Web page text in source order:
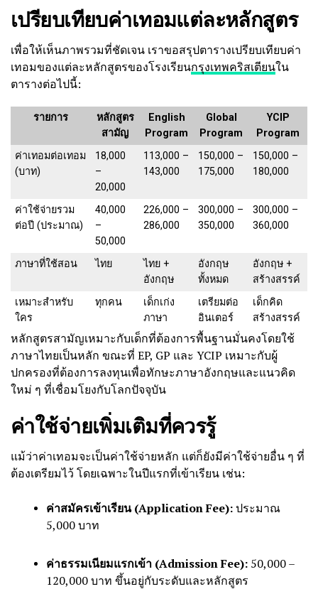
เปรียบเทียบค่าเทอมแต่ละหลักสูตร
เพื่อให้เห็นภาพรวมที่ชัดเจน เราขอสรุปตารางเปรียบเทียบค่า
เทอมของแต่ละหลักสูตรของโรงเรียนกรุงเทพคริสเตียนใน
ตารางต่อไปนี้:
รายการ
หลักสูตร
สามัญ
English
Program
Global
Program
YCIP
Program
ค่าเทอมต่อเทอม
(บาท)
18,000
–
20,000
113,000 –
143,000
150,000 –
175,000
150,000 –
180,000
ค่าใช้จ่ายรวม
ต่อปี (ประมาณ)
40,000
–
50,000
226,000 –
286,000
300,000 –
350,000
300,000 –
360,000
ภาษาที่ใช้สอน ไทย
ไทย +
อังกฤษ
อังกฤษ
ทั้งหมด
อังกฤษ +
สร้างสรรค์
เหมาะสำหรับ
ใคร
ทุกคน
เด็กเก่ง
ภาษา
เตรียมต่อ
อินเตอร์
เด็กคิด
สร้างสรรค์
หลักสูตรสามัญเหมาะกับเด็กที่ต้องการพื้นฐานมั่นคงโดยใช้
ภาษาไทยเป็นหลัก ขณะที่ EP, GP และ YCIP เหมาะกับผู้
ปกครองที่ต้องการลงทุนเพื่อทักษะภาษาอังกฤษและแนวคิด
ใหม่ ๆ ที่เชื่อมโยงกับโลกปัจจุบัน
ค่าใช้จ่ายเพิ่มเติมที่ควรรู้
แม้ว่าค่าเทอมจะเป็นค่าใช้จ่ายหลัก แต่ก็ยังมีค่าใช้จ่ายอื่น ๆ ที่
ต้องเตรียมไว้ โดยเฉพาะในปีแรกที่เข้าเรียน เช่น:
ค่าสมัครเข้าเรียน (Application Fee):ประมาณ
5,000 บาท
ค่าธรรมเนียมแรกเข้า (Admission Fee): 50,000 –
120,000 บาท ขึ้นอยู่กับระดับและหลักสูตร